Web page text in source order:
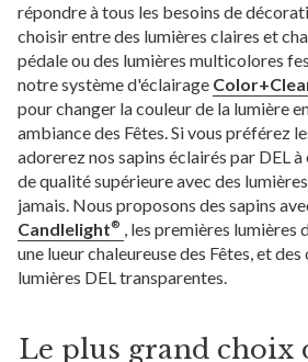
répondre à tous les besoins de
choisir entre des lumières claires et
pédale ou des lumières multicolores
notre système d'éclairage
pour changer la couleur de la lumière
ambiance des Fêtes. Si vous préférez
adorerez nos sapins éclairés par DEL
de qualité supérieure avec des
jamais. Nous proposons des sapins
Candlelight® , les premières lumières
une lueur chaleureuse des Fêtes, et
lumières DEL transparentes.
Le plus grand choix